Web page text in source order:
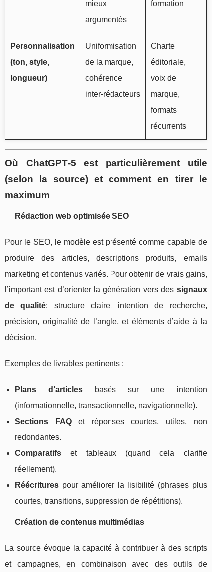
mieux
argumentés
formation
Personnalisation
(ton, style,
longueur)
Uniformisation
de la marque,
cohérence
inter-rédacteurs
Charte
éditoriale,
voix de
marque,
formats
récurrents
Où ChatGPT‑5 est particulièrement utile
(selon la source) et comment en tirer le
maximum
Rédaction web optimisée SEO
Pour le SEO, le modèle est présenté comme capable de
produire des articles, descriptions produits, emails
marketing et contenus variés. Pour obtenir de vrais gains,
l’important est d’orienter la génération vers des signaux
de qualité: structure claire, intention de recherche,
précision, originalité de l’angle, et éléments d’aide à la
décision.
Exemples de livrables pertinents :
Plans d’articles basés sur une intention
(informationnelle, transactionnelle, navigationnelle).
Sections FAQet réponses courtes, utiles, non
redondantes.
Comparatifs et tableaux (quand cela clarifie
réellement).
Réécritures pour améliorer la lisibilité (phrases plus
courtes, transitions, suppression de répétitions).
Création de contenus multimédias
La source évoque la capacité à contribuer à des scripts
et campagnes, en combinaison avec des outils de